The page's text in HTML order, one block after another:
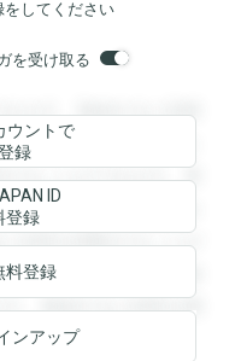
してください
を受け取る
ます。登録すると回答
と回答を閲覧すること
ることができます。登
す。登録すると回答を
回答を閲覧することが
ことができます。登録
。登録すると回答を閲
ウントで
録
ID
登録
料登録
ンアップ